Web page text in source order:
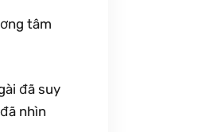
tâm
đã suy
nhìn